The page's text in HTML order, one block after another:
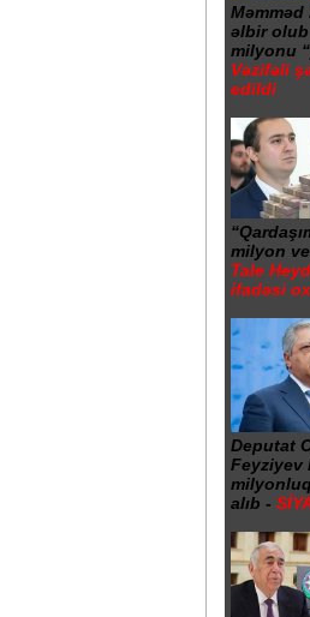
Məmməd
əlbir olub
milyonu
Vəzifəli
edildi
milyon
Tale
ifadəsi
Deputat
Feyziyev
alıb -